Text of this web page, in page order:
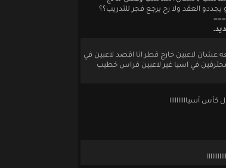
العقد ولا رح يرجع فجر للتدريب؟؟
عشان لاعبين خارج قطر انا اقصد لاعبين في
في اسيا غير لاعبين فراس خطيب
آسياااااااااا